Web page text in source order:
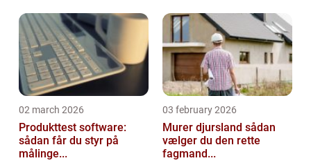
02 march 2026
Produkttest software:
sådan får du styr på
målinge...
03 february 2026
Murer djursland sådan
vælger du den rette
fagmand...